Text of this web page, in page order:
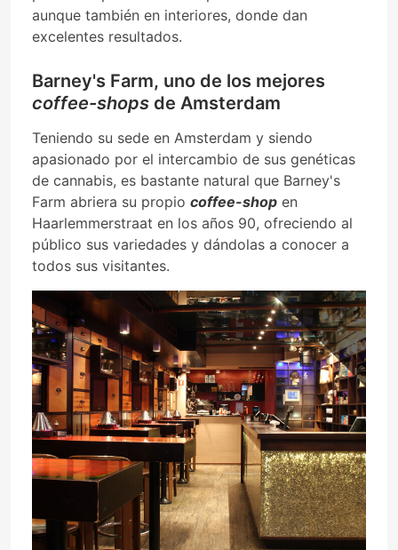
aunque también en interiores, donde dan
excelentes resultados.
Barney's Farm, uno de los mejores
coffee-shops de Amsterdam
Teniendo su sede en Amsterdam y siendo
apasionado por el intercambio de sus genéticas
de cannabis, es bastante natural que Barney's
Farm abriera su propio coffee-shop en
Haarlemmerstraat en los años 90, ofreciendo al
público sus variedades y dándolas a conocer a
todos sus visitantes.